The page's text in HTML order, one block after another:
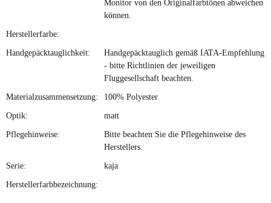
Monitor von den Originalfarbtönen abweichen
können.
Herstellerfarbe:
Handgepäcktauglichkeit:
Handgepäcktauglich gemäß IATA-Empfehlung
- bitte Richtlinien der jeweiligen
Fluggesellschaft beachten.
Materialzusammensetzung: 100% Polyester
Optik: matt
Pflegehinweise:
Bitte beachten Sie die Pflegehinweise des
Herstellers.
Serie: kaja
Herstellerfarbbezeichnung: